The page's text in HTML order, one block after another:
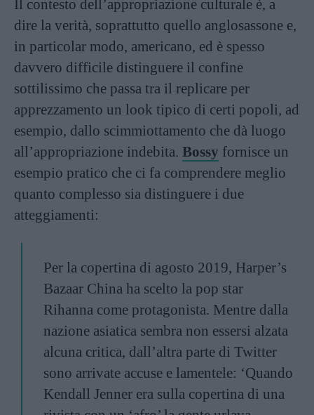
Il contesto dell’appropriazione culturale è, a
dire la verità, soprattutto quello anglosassone e,
in particolar modo, americano, ed è spesso
davvero difficile distinguere il confine
sottilissimo che passa tra il replicare per
apprezzamento un look tipico di certi popoli, ad
esempio, dallo scimmiottamento che dà luogo
all’appropriazione indebita. Bossy fornisce un
esempio pratico che ci fa comprendere meglio
quanto complesso sia distinguere i due
atteggiamenti:
Per la copertina di agosto 2019, Harper’s
Bazaar China ha scelto la pop star
Rihanna come protagonista. Mentre dalla
nazione asiatica sembra non essersi alzata
alcuna critica, dall’altra parte di Twitter
sono arrivate accuse e lamentele: ‘Quando
Kendall Jenner era sulla copertina di una